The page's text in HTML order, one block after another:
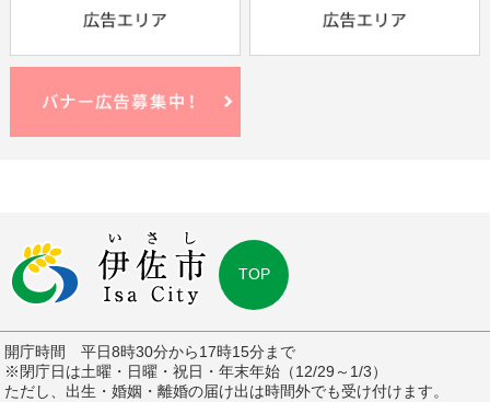
TOP
開庁時間 平日8時30分から17時15分まで
※閉庁日は土曜・日曜・祝日・年末年始（12/29～1/3）
ただし、出生・婚姻・離婚の届け出は時間外でも受け付けます。